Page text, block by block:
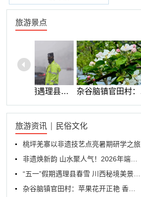
旅游景点
杂谷脑镇官田村：苹果花开正艳 香满田园
旅游资讯 民俗文化
桃坪羌寨以非遗技艺点亮暑期研学之旅
非遗焕新韵 山水聚人气！2026年端午小长假理县文旅市场亮点纷呈
“五一”假期遇理县春雪 川西秘境美景出圈
杂谷脑镇官田村：苹果花开正艳 香满田园